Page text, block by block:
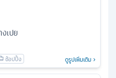
เปย
ดูรูปเพิ่มเติม